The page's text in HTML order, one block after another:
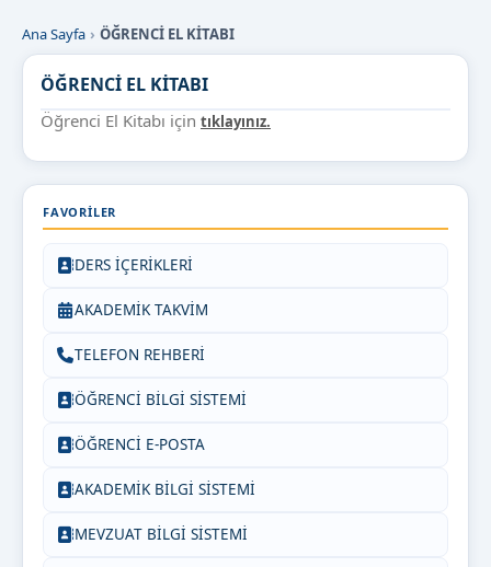
Ana Sayfa ÖĞRENCİ EL KİTABI
ÖĞRENCİ EL KİTABI
Öğrenci El Kitabı için tıklayınız.
FAVORILER
DERS İÇERİKLERİ
AKADEMİK TAKVİM
TELEFON REHBERİ
ÖĞRENCİ BİLGİ SİSTEMİ
ÖĞRENCİ E-POSTA
AKADEMİK BİLGİ SİSTEMİ
MEVZUAT BİLGİ SİSTEMİ